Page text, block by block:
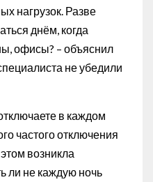
нагрузок. Разве
днём, когда
офисы? – объяснил
не убедили
в каждом
частого отключения
возникла
ли не каждую ночь